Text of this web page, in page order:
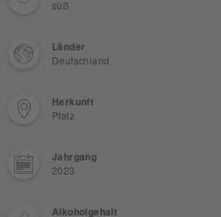
süß
Länder
Deutschland
Herkunft
Pfalz
Jahrgang
2023
Alkoholgehalt